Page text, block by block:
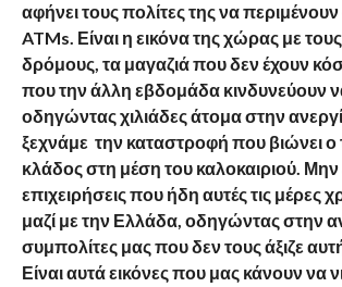
αφήνει τους πολίτες της να
ATMs. Είναι η εικόνα της χώρας με
δρόμους, τα μαγαζιά που δεν έχουν
που την άλλη εβδομάδα κινδυνεύουν
οδηγώντας χιλιάδες άτομα στην
ξεχνάμε την καταστροφή που βιώνει ο
κλάδος στη μέση του καλοκαιριού. Μην
επιχειρήσεις που ήδη αυτές τις μέρες
μαζί με την Ελλάδα, οδηγώντας στην
συμπολίτες μας που δεν τους άξιζε
Είναι αυτά εικόνες που μας κάνουν να